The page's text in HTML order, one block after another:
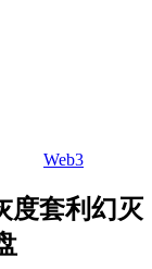
Web3
度套利幻灭